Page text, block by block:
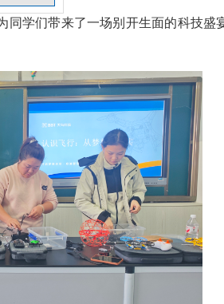
学们带来了一场别开生面的科技盛